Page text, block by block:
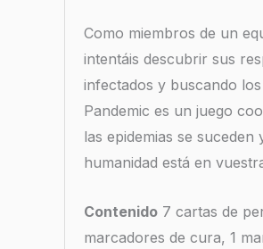
Como miembros de un
intentáis descubrir sus
infectados y buscando
Pandemic es un juego
las epidemias se
humanidad está en
Contenido7 cartas de
marcadores de cura, 1